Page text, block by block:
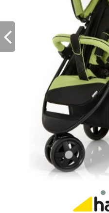
Kadice, noše i adapteri
Hranilice, flašice i cucle
Monitori, Ogradice i tricikli
Posteljine, vrećice i baldahini
Odeća i obuća
Igračke za bebe i decu